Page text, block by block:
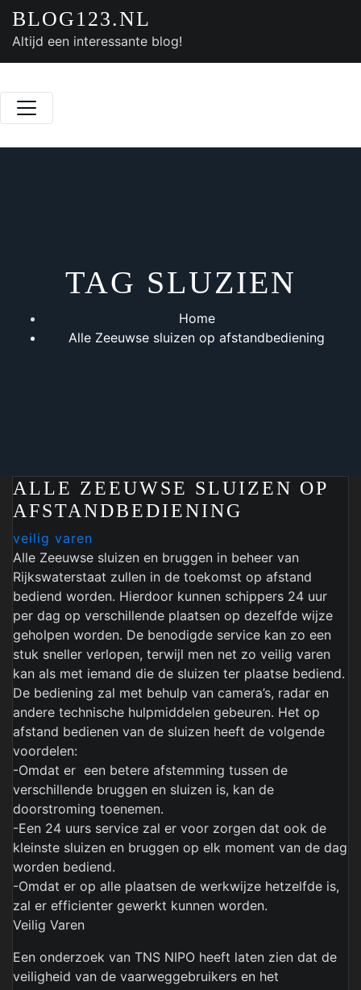
Doorgaan
naar
inhoud
BLOG123.NL
Altijd een interessante blog!
TAG SLUZIEN
Home
Alle Zeeuwse sluizen op afstandbediening
ALLE ZEEUWSE SLUIZEN OP
AFSTANDBEDIENING
veilig varen
Alle Zeeuwse sluizen en bruggen in beheer van
Rijkswaterstaat zullen in de toekomst op afstand
bediend worden. Hierdoor kunnen schippers 24 uur
per dag op verschillende plaatsen op dezelfde wijze
geholpen worden. De benodigde service kan zo een
stuk sneller verlopen, terwijl men net zo veilig varen
kan als met iemand die de sluizen ter plaatse bediend.
De bediening zal met behulp van camera’s, radar en
andere technische hulpmiddelen gebeuren. Het op
afstand bedienen van de sluizen heeft de volgende
voordelen:
-Omdat er een betere afstemming tussen de
verschillende bruggen en sluizen is, kan de
doorstroming toenemen.
-Een 24 uurs service zal er voor zorgen dat ook de
kleinste sluizen en bruggen op elk moment van de dag
worden bediend.
-Omdat er op alle plaatsen de werkwijze hetzelfde is,
zal er efficienter gewerkt kunnen worden.
Veilig Varen
Een onderzoek van TNS NIPO heeft laten zien dat de
veiligheid van de vaarweggebruikers en het